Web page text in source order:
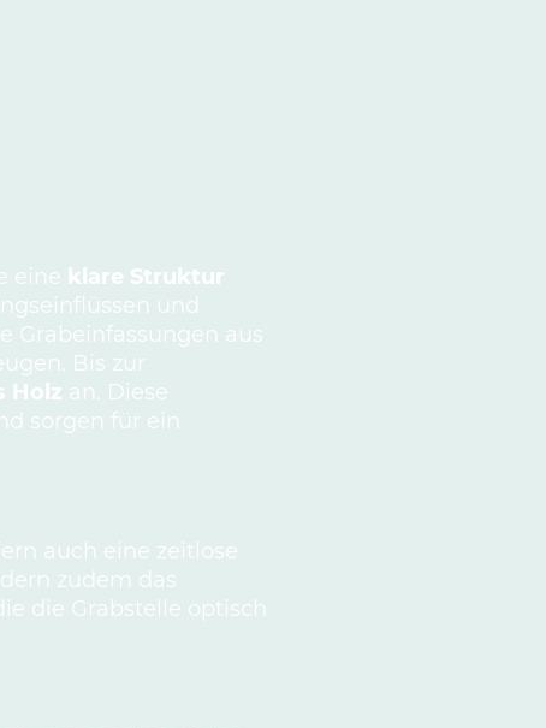
eine klare Struktur
und
Grabeinfassungen aus
Bis zur
Holz an. Diese
sorgen für ein
auch eine zeitlose
zudem das
die Grabstelle optisch